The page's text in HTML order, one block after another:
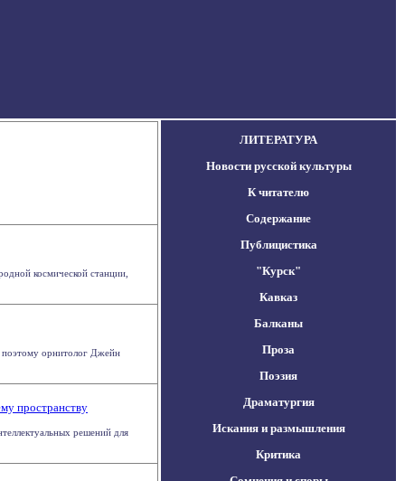
космической станции,
поэтому орнитолог Джейн
пространству
решений для
ЛИТЕРАТУРА
Новости русской культуры
К читателю
Содержание
Публицистика
"Курск"
Кавказ
Балканы
Проза
Поэзия
Драматургия
Искания и размышления
Критика